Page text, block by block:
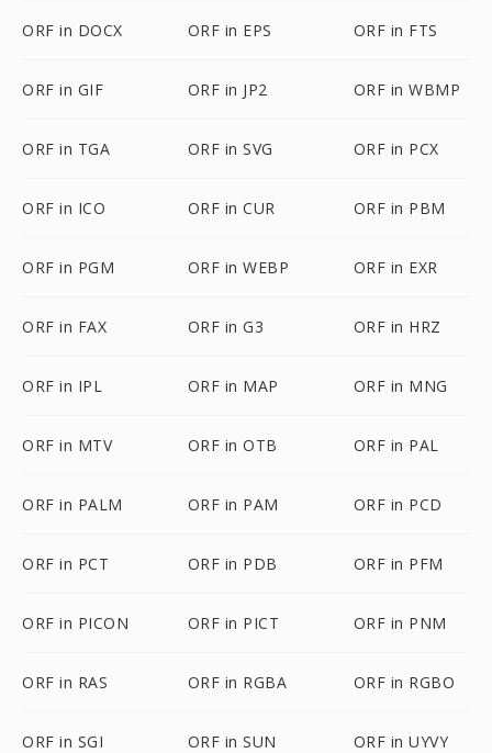
ORF in DOCX ORF in EPS ORF in FTS
ORF in GIF ORF in JP2 ORF in WBMP
ORF in TGA ORF in SVG ORF in PCX
ORF in ICO ORF in CUR ORF in PBM
ORF in PGM ORF in WEBP ORF in EXR
ORF in FAX ORF in G3 ORF in HRZ
ORF in IPL ORF in MAP ORF in MNG
ORF in MTV ORF in OTB ORF in PAL
ORF in PALM ORF in PAM ORF in PCD
ORF in PCT ORF in PDB ORF in PFM
ORF in PICON ORF in PICT ORF in PNM
ORF in RAS ORF in RGBA ORF in RGBO
ORF in SGI ORF in SUN ORF in UYVY